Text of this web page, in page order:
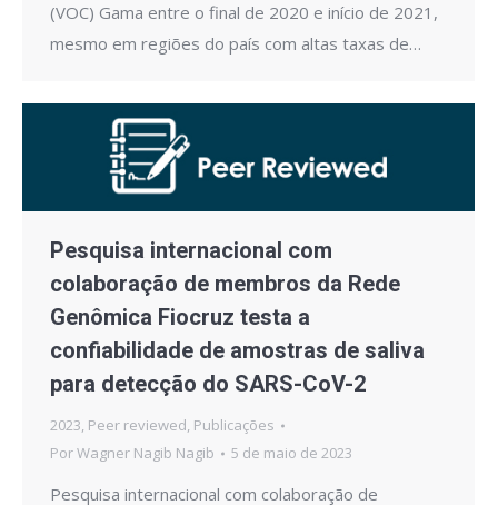
(VOC) Gama entre o final de 2020 e início de 2021,
mesmo em regiões do país com altas taxas de…
Pesquisa internacional com
colaboração de membros da Rede
Genômica Fiocruz testa a
confiabilidade de amostras de saliva
para detecção do SARS-CoV-2
2023, Peer reviewed, Publicações
PorWagner Nagib Nagib 5 de maio de 2023
Pesquisa internacional com colaboração de